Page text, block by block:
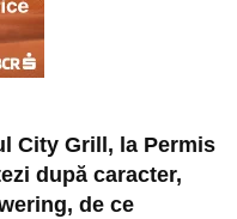
City Grill, la Permis
după caracter,
de ce